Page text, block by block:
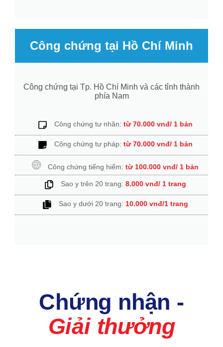
Công chứng tại Hồ Chí Minh
Công chứng tại Tp. Hồ Chí Minh và các tỉnh thành
phía Nam
Công chứng tư nhân: từ 70.000 vnđ/ 1 bản
Công chứng tư pháp: từ 70.000 vnđ/ 1 bản
Công chứng tiếng hiếm: từ 100.000 vnđ/ 1 bản
Sao y trên 20 trang: 8.000 vnđ/ 1 trang
Sao y dưới 20 trang: 10.000 vnđ/1 trang
Chứng nhận -
Giải thưởng